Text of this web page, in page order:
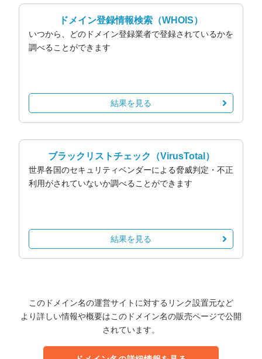
ドメイン登録情報検索 （WHOIS）
いつから、どのドメイン登録業者で登録されているかを
調べることができます
結果を見る
ブラックリストチェック （VirusTotal）
世界各国のセキュリティベンダーによる脅威判定・不正
利用がされていないか調べることができます
結果を見る
このドメイン名の運営サイトに対するリンク設置元など
より詳しい情報や概要はこのドメイン名の販売ページで公開
されています。